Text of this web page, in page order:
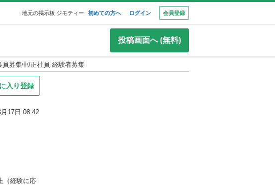
地元の掲示板 ジモティー 初めての方へ ログイン 会員登録
投稿画面へ (無料)
募集中/正社員 経験者募集
入り登録
17日 08:42
（経験に応